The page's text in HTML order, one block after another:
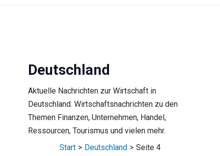
Deutschland
Aktuelle Nachrichten zur Wirtschaft in
Deutschland. Wirtschaftsnachrichten zu den
Themen Finanzen, Unternehmen, Handel,
Ressourcen, Tourismus und vielen mehr.
Start
Deutschland Seite 4